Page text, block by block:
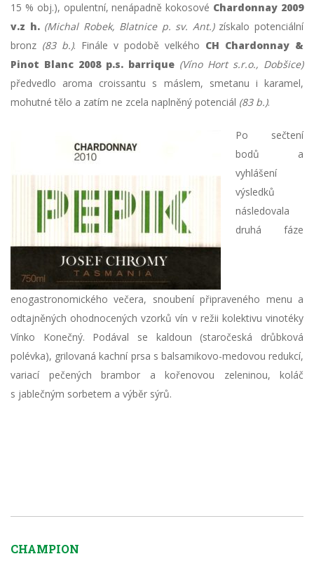
15 % obj.), opulentní, nenápadně kokosové Chardonnay 2009
v.z h. (Michal Robek, Blatnice p. sv. Ant.) získalo potenciální
bronz (83 b.). Finále v podobě velkého CH Chardonnay &
Pinot Blanc 2008 p.s. barrique (Víno Hort s.r.o., Dobšice)
předvedlo aroma croissantu s máslem, smetanu i karamel,
mohutné tělo a zatím ne zcela naplněný potenciál (83 b.).
Po sečtení
bodů a
vyhlášení
výsledků
následovala
druhá fáze
enogastronomického večera, snoubení připraveného menu a
odtajněných ohodnocených vzorků vín v režii kolektivu vinotéky
Vínko Konečný. Podával se kaldoun (staročeská drůbková
polévka), grilovaná kachní prsa s balsamikovo-medovou redukcí,
variací pečených brambor a kořenovou zeleninou, koláč
s jablečným sorbetem a výběr sýrů.
CHAMPION